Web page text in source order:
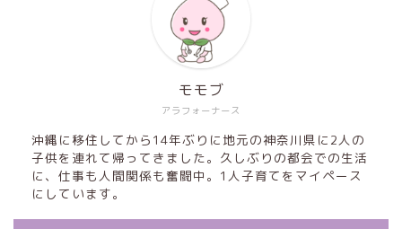
アラフォーナース
モモブ
沖縄に移住してから14年ぶりに地元の神奈川県に2人の
子供を連れて帰ってきました。久しぶりの都会での生活
に、仕事も人間関係も奮闘中。1人子育てをマイペース
にしています。